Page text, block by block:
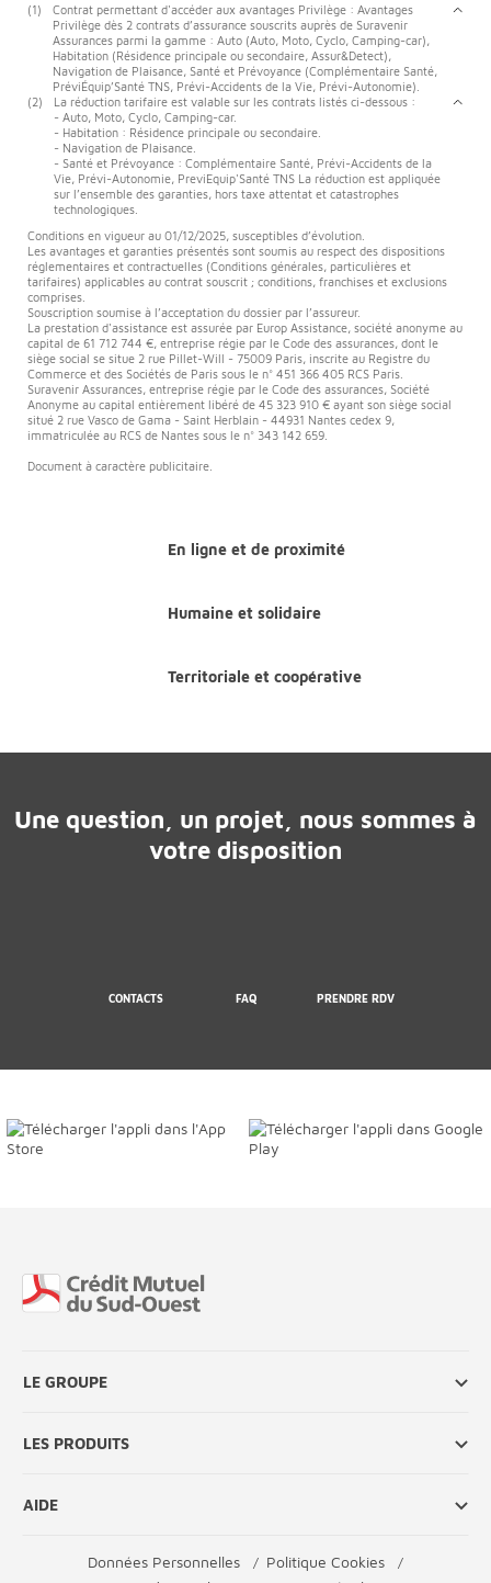
(1)
Contrat permettant d'accéder aux avantages Privilège : Avantages
Privilège dès 2 contrats d’assurance souscrits auprès de Suravenir
Assurances parmi la gamme : Auto (Auto, Moto, Cyclo, Camping-car),
Habitation (Résidence principale ou secondaire, Assur&Detect),
Navigation de Plaisance, Santé et Prévoyance (Complémentaire Santé,
PréviÉquip’Santé TNS, Prévi-Accidents de la Vie, Prévi-Autonomie).
(2)
La réduction tarifaire est valable sur les contrats listés ci-dessous :
- Auto, Moto, Cyclo, Camping-car.
- Habitation : Résidence principale ou secondaire.
- Navigation de Plaisance.
- Santé et Prévoyance : Complémentaire Santé, Prévi-Accidents de la
Vie, Prévi-Autonomie, PreviEquip'Santé TNS La réduction est appliquée
sur l’ensemble des garanties, hors taxe attentat et catastrophes
technologiques.
Conditions en vigueur au 01/12/2025, susceptibles d’évolution.
Les avantages et garanties présentés sont soumis au respect des dispositions
réglementaires et contractuelles (Conditions générales, particulières et
tarifaires) applicables au contrat souscrit ; conditions, franchises et exclusions
comprises.
Souscription soumise à l’acceptation du dossier par l’assureur.
La prestation d'assistance est assurée par Europ Assistance, société anonyme au
capital de 61 712 744 €, entreprise régie par le Code des assurances, dont le
siège social se situe 2 rue Pillet-Will - 75009 Paris, inscrite au Registre du
Commerce et des Sociétés de Paris sous le n° 451 366 405 RCS Paris.
Suravenir Assurances, entreprise régie par le Code des assurances, Société
Anonyme au capital entièrement libéré de 45 323 910 € ayant son siège social
situé 2 rue Vasco de Gama - Saint Herblain - 44931 Nantes cedex 9,
immatriculée au RCS de Nantes sous le n° 343 142 659.
Document à caractère publicitaire.
En ligne et de proximité
Humaine et solidaire
Territoriale et coopérative
Une question, un projet, nous sommes à
votre disposition
CONTACTS FAQ PRENDRE RDV
LE GROUPE
LES PRODUITS
AIDE
Données Personnelles
Politique Cookies
Fin de page